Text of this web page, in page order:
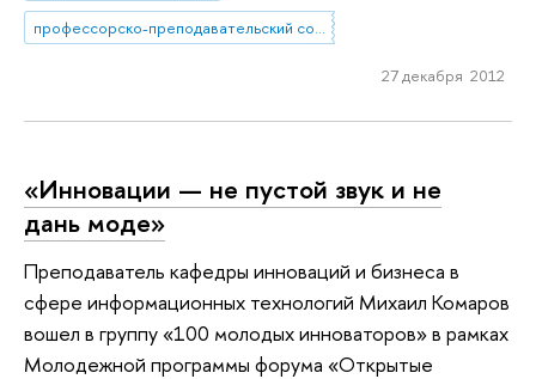
профессорско-преподавательский состав
27 декабря 2012
«Инновации — не пустой звук и не
дань моде»
Преподаватель кафедры инноваций и бизнеса в
сфере информационных технологий Михаил Комаров
вошел в группу «100 молодых инноваторов» в рамках
Молодежной программы форума «Открытые